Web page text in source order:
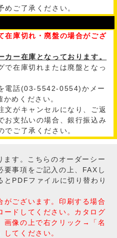
めご了承ください。
在庫切れ・廃盤の場合がござ
ー在庫となっております。
で在庫切れまたは廃盤となっ
電話(03-5542-0554)かメー
かめください。
文がキャンセルになり、ご返
お支払いの場合、銀行振込み
ご了承ください。
ます。こちらのオーダーシー
要事項をご記入の上、FAXし
PDFファイルに切り替わり
ございます。印刷する場合
ードしてください。カタログ
画像の上で右クリック→「名
てください。